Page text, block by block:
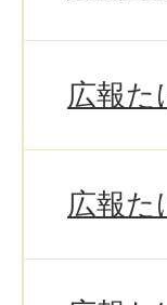
広報た
広報た